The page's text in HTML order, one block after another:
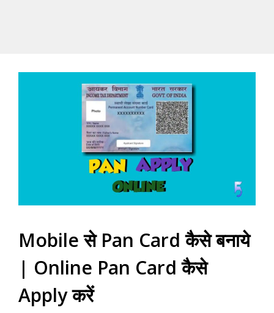
Mobile से Pan Card कैसे बनाये
| Online Pan Card कैसे
Apply करें